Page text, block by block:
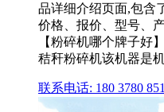
品详细介绍页面,包含
价格、报价、型号、
【粉碎机哪个牌子好
秸秆粉碎机该机器是
联系电话: 180 3780